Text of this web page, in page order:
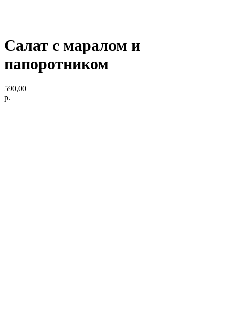
Салат с маралом и
папоротником
590,00
р.